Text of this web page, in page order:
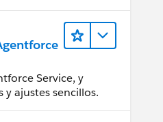
Service, y
y ajustes sencillos.